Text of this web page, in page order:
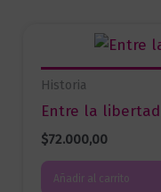
Historia
Entre la
$72.000,00
Añadir al carrito